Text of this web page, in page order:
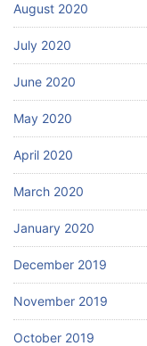
August 2020
July 2020
June 2020
May 2020
April 2020
March 2020
January 2020
December 2019
November 2019
October 2019